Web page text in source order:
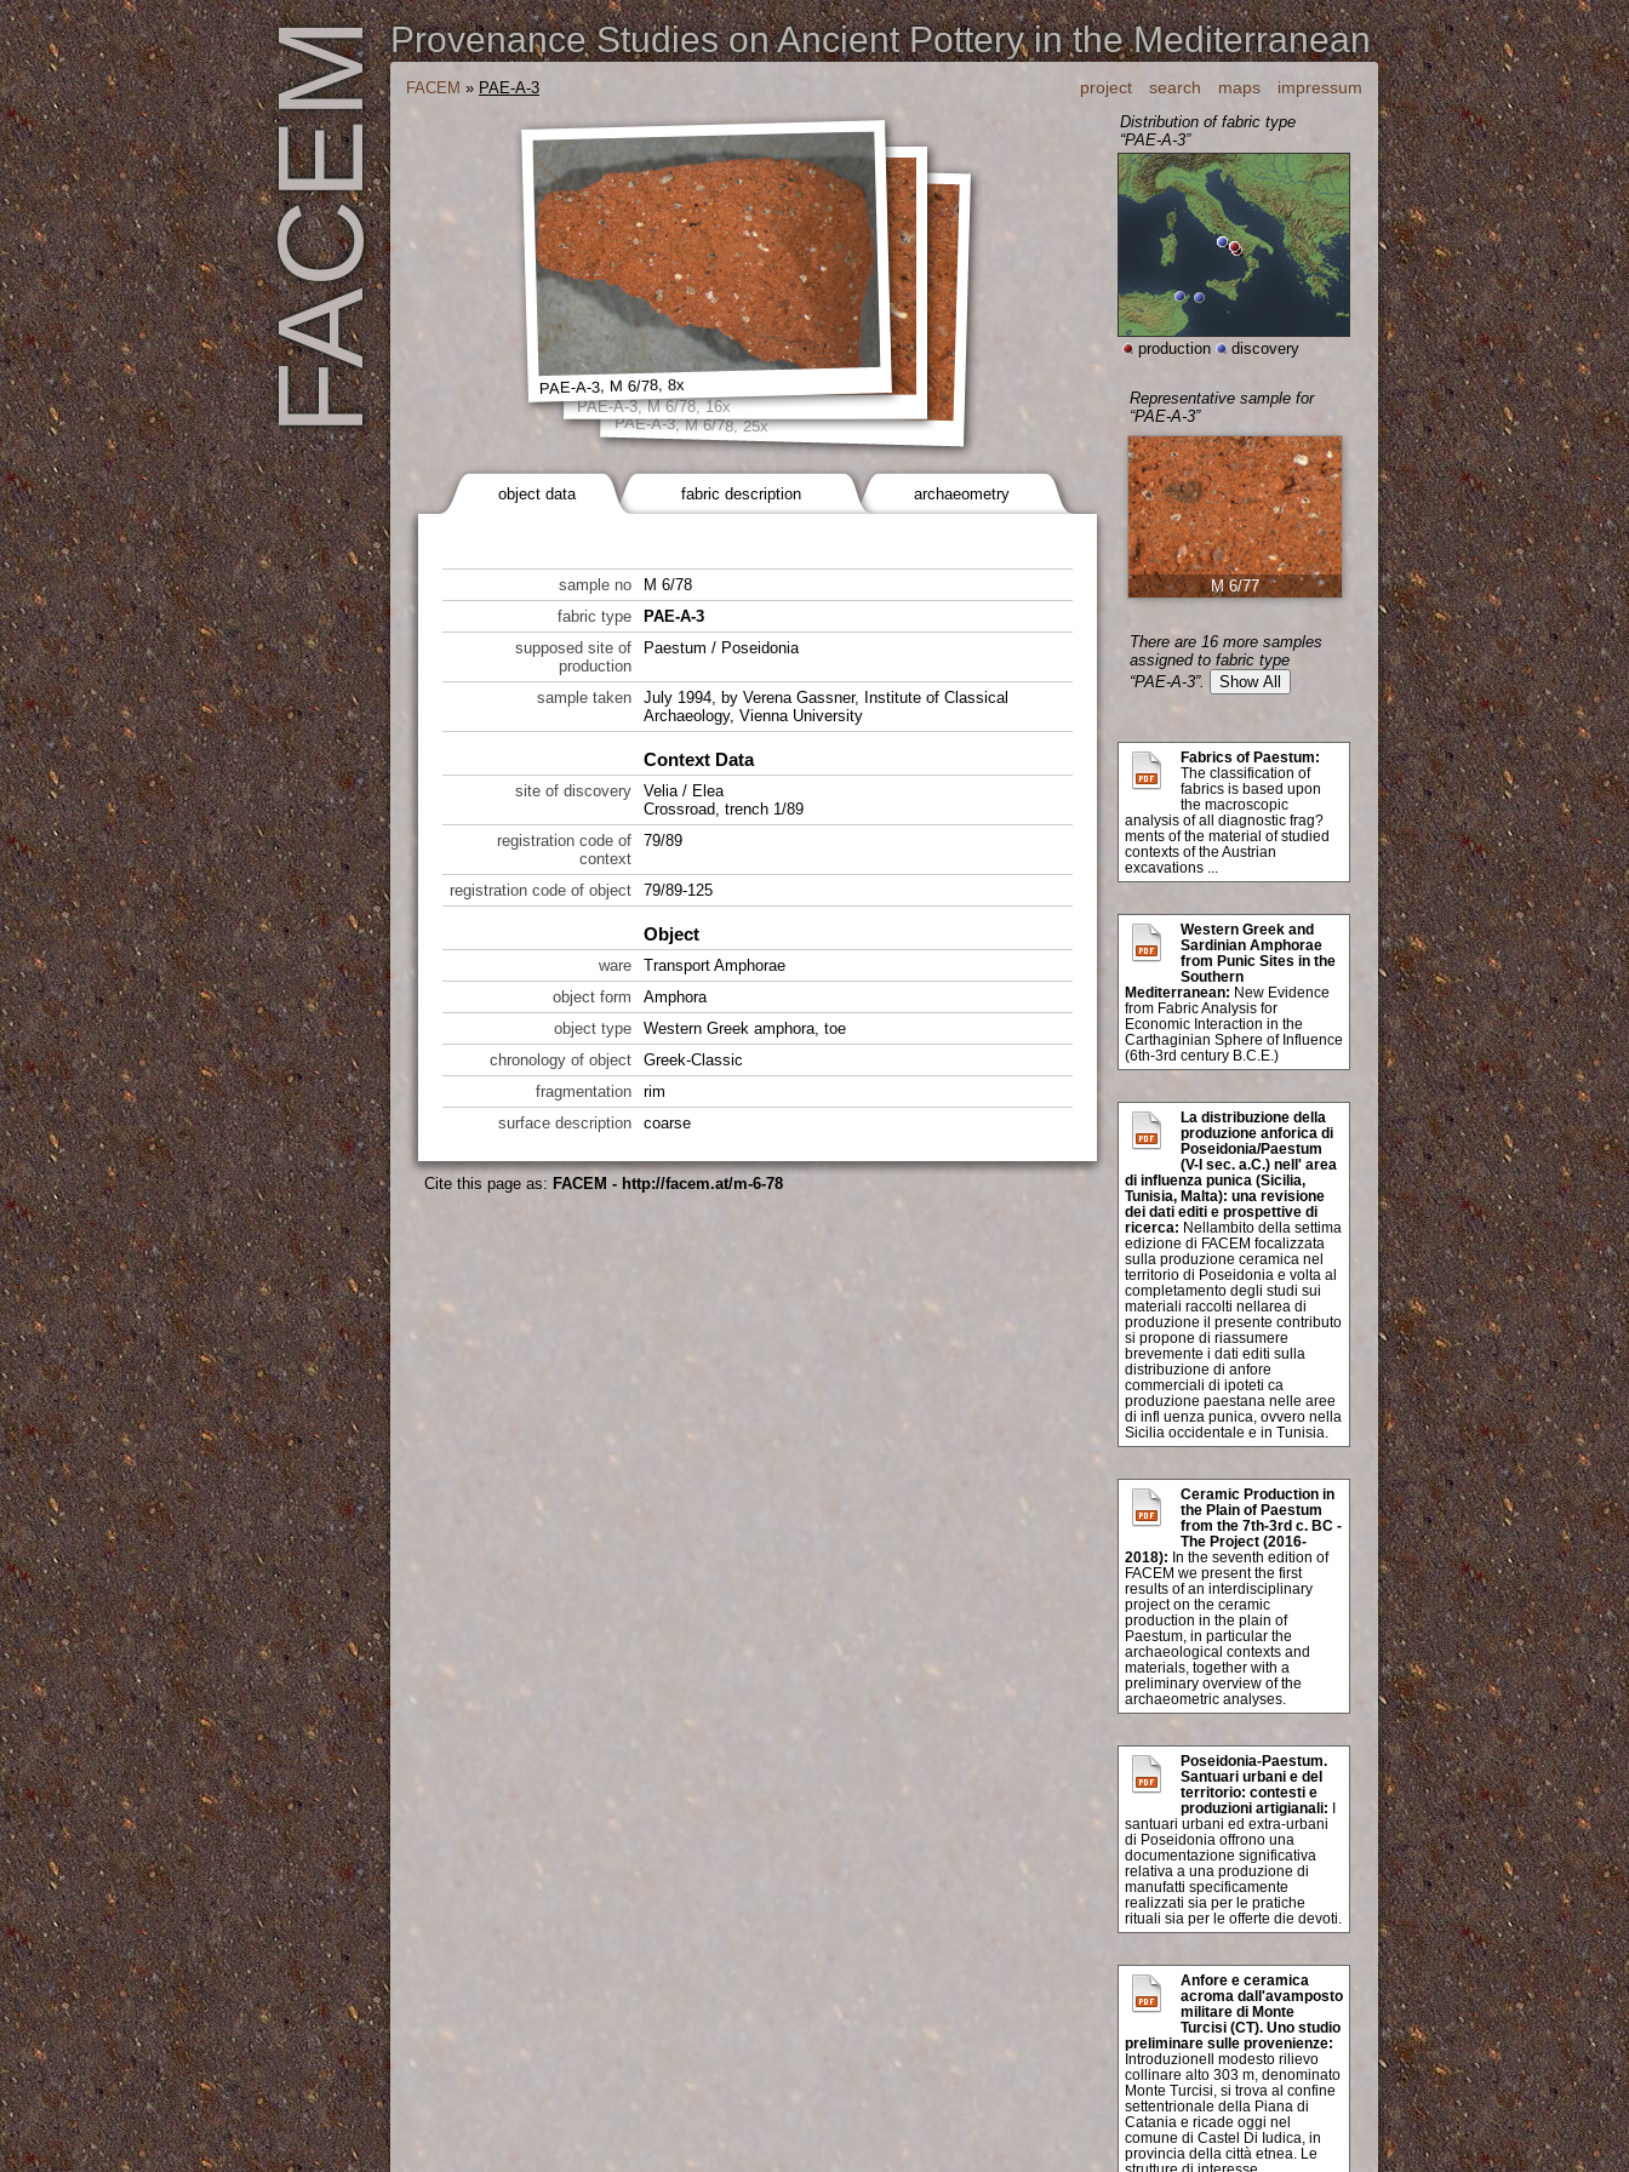
FACEMProvenance Studies on Ancient Pottery in the Mediterranean
FACEM » PAE-A-3 project search maps impressum
PAE-A-3, M 6/78, 25x
PAE-A-3, M 6/78, 16x
PAE-A-3, M 6/78, 8x
object data fabric description archaeometry
sample no
M 6/78
fabric type
PAE-A-3
supposed site of
production
Paestum / Poseidonia
sample taken
July 1994, by Verena Gassner, Institute of Classical
Archaeology, Vienna University
Context Data
site of discovery
Velia / Elea
Crossroad, trench 1/89
registration code of
context
79/89
registration code of object 79/89-125
Object
ware
Transport Amphorae
object form
Amphora
object type
Western Greek amphora, toe
chronology of object
Greek-Classic
fragmentation
rim
surface description
coarse
Cite this page as: FACEM - http://facem.at/m-6-78
Distribution of fabric type
“PAE-A-3”
production discovery
Representative sample for
“PAE-A-3”
M 6/77
There are 16 more samples
assigned to fabric type
“PAE-A-3”.
Show All
Fabrics of Paestum:
The classification of
fabrics is based upon
the macroscopic
analysis of all diagnostic frag?
ments of the material of studied
contexts of the Austrian
excavations ...
Western Greek and
Sardinian Amphorae
from Punic Sites in the
Southern
Mediterranean: New Evidence
from Fabric Analysis for
Economic Interaction in the
Carthaginian Sphere of Influence
(6th-3rd century B.C.E.)
La distribuzione della
produzione anforica di
Poseidonia/Paestum
(V-I sec. a.C.) nell' area
di influenza punica (Sicilia,
Tunisia, Malta): una revisione
dei dati editi e prospettive di
ricerca: Nellambito della settima
edizione di FACEM focalizzata
sulla produzione ceramica nel
territorio di Poseidonia e volta al
completamento degli studi sui
materiali raccolti nellarea di
produzione il presente contributo
si propone di riassumere
brevemente i dati editi sulla
distribuzione di anfore
commerciali di ipoteti ca
produzione paestana nelle aree
di infl uenza punica, ovvero nella
Sicilia occidentale e in Tunisia.
Ceramic Production in
the Plain of Paestum
from the 7th-3rd c. BC -
The Project (2016-
2018): In the seventh edition of
FACEM we present the first
results of an interdisciplinary
project on the ceramic
production in the plain of
Paestum, in particular the
archaeological contexts and
materials, together with a
preliminary overview of the
archaeometric analyses.
Poseidonia-Paestum.
Santuari urbani e del
territorio: contesti e
produzioni artigianali: I
santuari urbani ed extra-urbani
di Poseidonia offrono una
documentazione significativa
relativa a una produzione di
manufatti specificamente
realizzati sia per le pratiche
rituali sia per le offerte die devoti.
Anfore e ceramica
acroma dall'avamposto
militare di Monte
Turcisi (CT). Uno studio
preliminare sulle provenienze:
IntroduzioneIl modesto rilievo
collinare alto 303 m, denominato
Monte Turcisi, si trova al confine
settentrionale della Piana di
Catania e ricade oggi nel
comune di Castel Di Iudica, in
provincia della città etnea. Le
strutture di interesse